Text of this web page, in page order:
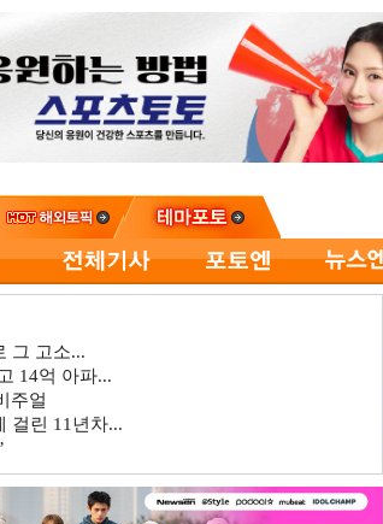
그 고소...
14억 아파...
주얼
걸린 11년차...